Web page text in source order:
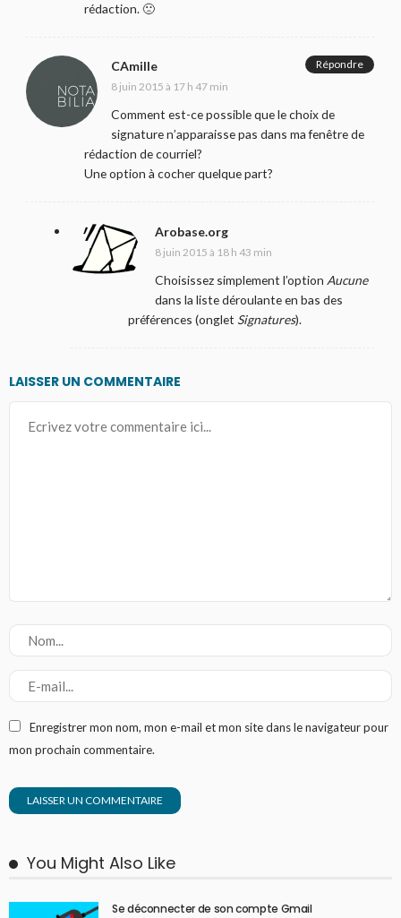
rédaction. 🙁
CAmille
8 juin 2015 à 17 h 47 min
Comment est-ce possible que le choix de
signature n’apparaisse pas dans ma fenêtre de
rédaction de courriel?
Une option à cocher quelque part?
Répondre
Arobase.org
8 juin 2015 à 18 h 43 min
Choisissez simplement l’option Aucune
dans la liste déroulante en bas des
préférences (onglet Signatures).
LAISSER UN COMMENTAIRE
Enregistrer mon nom, mon e-mail et mon site dans le navigateur pour
mon prochain commentaire.
You Might Also Like
Se déconnecter de son compte Gmail